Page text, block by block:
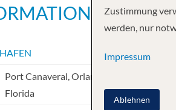
HAFEN INFO
Port Canaveral, Orlando,
Florida
Zustimmung
werden, nur
Impressum
Ablehnen